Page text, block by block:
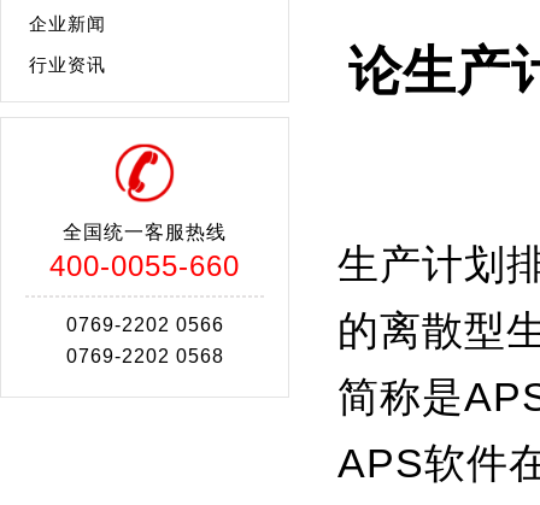
企业新闻
行业资讯
全国统一客服热线
400-0055-660
0769-2202 0566
0769-2202 0568
论生产
生产计划
的离散型
简称是
APS软件